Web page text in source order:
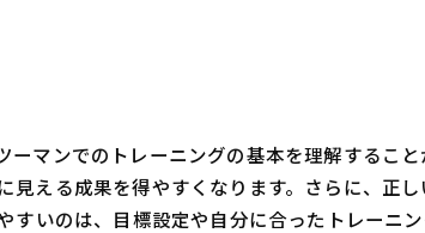
マンでのトレーニングの基本を理解すること
える成果を得やすくなります。さらに、正し
すいのは、目標設定や自分に合ったトレーニ